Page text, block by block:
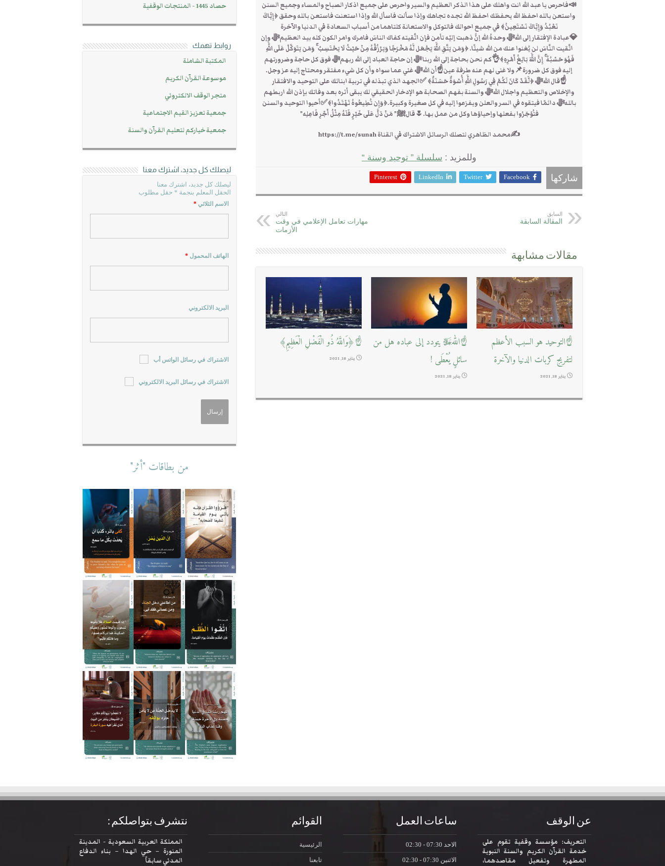
📣فاحرص يا عبد الله انت واهلك على هذا الذكر العظيم والسير واحرص على جميع اذكار الصباح والمساء وجميع السنن
واستعن بالله احفظ الله يحفظك احفظ الله تجده تجاهك وإذا سألت فاسأل الله وإذا استعنت فاستعن بالله وحقق ﴿إِيَّاكَ
نَعْبُدُ وَإِيَّاكَ نَسْتَعِينُ﴾ في جميع احوالك فالتوكل والاستعانة كلتاهما من أسباب السعادة في الدنيا والآخرة
💎عبادة الإفتقار إلى اللهﷻ وحدهُ الله إنَّ ذهبت إليّه تأمن فإن اتَّقيته كفاك الناسَ فامرك وامر الكون كله بيد العظيمﷻ وإن
اتَّقيت النَّاسَ لن يُغنوا عنك من الله شيئًا. ﴿وَمَن يَتَّقِ اللَّهَ يَجْعَل لَّهُ مَخْرَجًا وَيَرْزُقْهُ مِنْ حَيْثُ لَا يَحْتَسِبُ ۚ وَمَن يَتَوَكَّلْ عَلَى اللَّهِ
فَهُوَ حَسْبُهُ ۚ إِنَّ اللَّهَ بَالِغُ أَمْرِهِ﴾👌كم نحن بحاجة إلى الله ربنا ﷻ إن حاجة العباد إلى الله ربهمﷻ فوق كل حاجة وضرورتهم
إليه فوق كل ضرورة📌ولا غنى لهم عنه طرفة عين☝أن اللهﷻ غني عما سواه وأن كل شيء مفتقر ومحتاج إليه عز وجل.
☝قال اللهﷻ ﴿لَّقَدْ كَانَ لَكُمْ فِي رَسُولِ اللَّهِ أُسْوَةٌ حَسَنَةٌ﴾ ✅الجهد الذي تبذله في تربية ابنائك على التوحيد والافتقار
والإخلاص والتعظيم واجلال اللهﷻ والسنة بفهم الصحابة هو الإدخار الحقيقي لك يبقى أثره بعد وفاتك بإذن الله اربطهم
باللهﷻ دائمًا فيتقوه في السر والعلن ويفزعوا إليه في كل صغيرة وكبيرة.﴿وَإِن تُطِيعُوهُ تَهْتَدُوا﴾✅أحيوا التوحيد والسنن
فتُؤجَرُوا بفعلها وإحياؤها وكل من عمل بها.🌷قالﷺ” مَنْ دَلَّ عَلَى خَيْرٍ فَلَهُ مِثْلُ أَجْرِ فَاعِلِه”
✍محمد الظاهري لتصلك الرسائل الاشتراك في القناة https://t.me/sunah
وللمزيد : سلسلة ” توحيد وسنة “
شاركها Facebook
Twitter
LinkedIn
Pinterest
السابق
المقالة السابقة
التالي
مهارات تعامل الإعلامي في وقت
الأزمات
مقالات مشابهة
☝التوحيد هو السبب الأعظم
لتفريج كربات الدنيا والآخرة
يناير 18, 2021
☝اللهﷻ يتودد إلى عباده هل من
سائلٍ يُعْطَى !
يناير 18, 2021
☝﴿وَاللَّهُ ذُو الْفَضْلِ الْعَظِيمِ﴾
يناير 18, 2021
حصاد 1445 - المنتجات الوقفية
روابط تهمك
المكتبة الشاملة
موسوعة القرآن الكريم
متجر الوقف الالكتروني
جمعية تعزيز القيم الاجتماعية
جمعية خياركم لتعليم القرآن والسنة
ليصلك كل جديد، اشترك معنا
ليصلك كل جديد، اشترك معنا
الحقل المعلم بنجمة * حقل مطلوب
الاسم الثلاثي *
الهاتف المحمول *
البريد الالكتروني
الاشتراك في رسائل الواتس أب
الاشتراك في رسائل البريد الالكتروني
من بطاقات "أثر"
عن الوقف
التعريف: مؤسسة وقفية تقوم على
خدمة القرآن الكريم والسنة النبوية
المطهرة وتفعيل مقاصدهما،
ساعات العمل
الاحد
الاثنين
القوائم
الرئيسية
تابعنا
نتشرف بتواصلكم :
المملكة العربية السعودية - المدينة
المنورة – حي الهدا – بناء الدفاع
المدني سابقاً